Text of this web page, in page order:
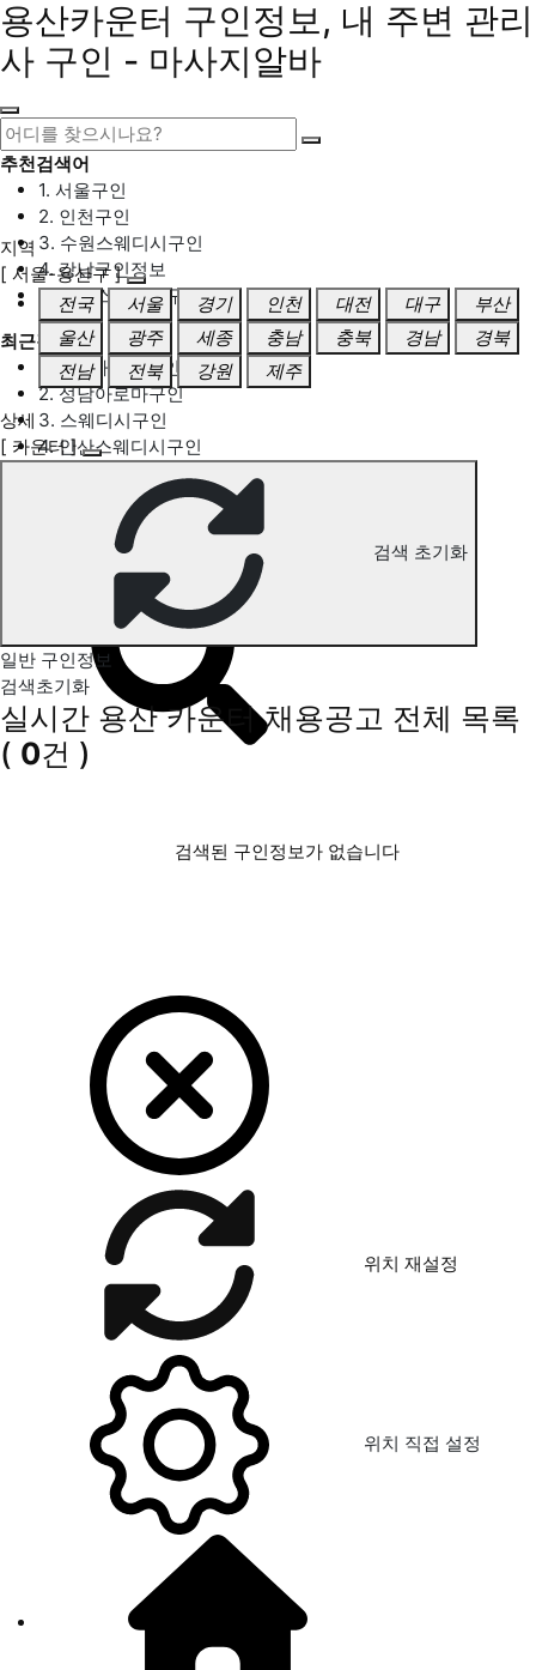
용산카운터 구인정보, 내 주변 관리
사 구인 - 마사지알바
추천검색어
1. 서울구인
2. 인천구인
3. 수원스웨디시구인
4. 강남구인정보
5. 동탄스웨디시구인
최근검색어
1. 일산마사지구인
2. 성남아로마구인
3. 스웨디시구인
4. 안산스웨디시구인
용산 카운터 구인정보
지역
[ 서울-용산구 ]
전국
서울 경기 인천 대전 대구
부산
울산
광주 세종 충남 충북 경남
경북
전남
전북 강원 제주
상세
[ 카운터 ]
검색 초기화
일반 구인정보
검색초기화
실시간 용산 카운터 채용공고 전체 목록
( 0건 )
검색된 구인정보가 없습니다
위치 재설정
위치 직접 설정